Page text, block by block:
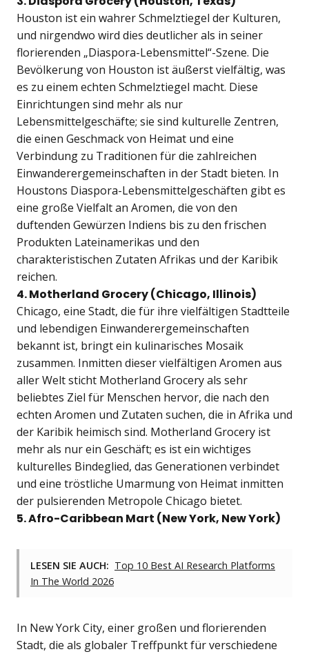
Houston ist ein wahrer Schmelztiegel der Kulturen,
und nirgendwo wird dies deutlicher als in seiner
florierenden „Diaspora-Lebensmittel“-Szene. Die
Bevölkerung von Houston ist äußerst vielfältig, was
es zu einem echten Schmelztiegel macht. Diese
Einrichtungen sind mehr als nur
Lebensmittelgeschäfte; sie sind kulturelle Zentren,
die einen Geschmack von Heimat und eine
Verbindung zu Traditionen für die zahlreichen
Einwanderergemeinschaften in der Stadt bieten. In
Houstons Diaspora-Lebensmittelgeschäften gibt es
eine große Vielfalt an Aromen, die von den
duftenden Gewürzen Indiens bis zu den frischen
Produkten Lateinamerikas und den
charakteristischen Zutaten Afrikas und der Karibik
reichen.
4. Motherland Grocery (Chicago, Illinois)
Chicago, eine Stadt, die für ihre vielfältigen Stadtteile
und lebendigen Einwanderergemeinschaften
bekannt ist, bringt ein kulinarisches Mosaik
zusammen. Inmitten dieser vielfältigen Aromen aus
aller Welt sticht Motherland Grocery als sehr
beliebtes Ziel für Menschen hervor, die nach den
echten Aromen und Zutaten suchen, die in Afrika und
der Karibik heimisch sind. Motherland Grocery ist
mehr als nur ein Geschäft; es ist ein wichtiges
kulturelles Bindeglied, das Generationen verbindet
und eine tröstliche Umarmung von Heimat inmitten
der pulsierenden Metropole Chicago bietet.
5. Afro-Caribbean Mart (New York, New York)
LESEN SIE AUCH: Top 10 Best AI Research Platforms
In The World 2026
In New York City, einer großen und florierenden
Stadt, die als globaler Treffpunkt für verschiedene